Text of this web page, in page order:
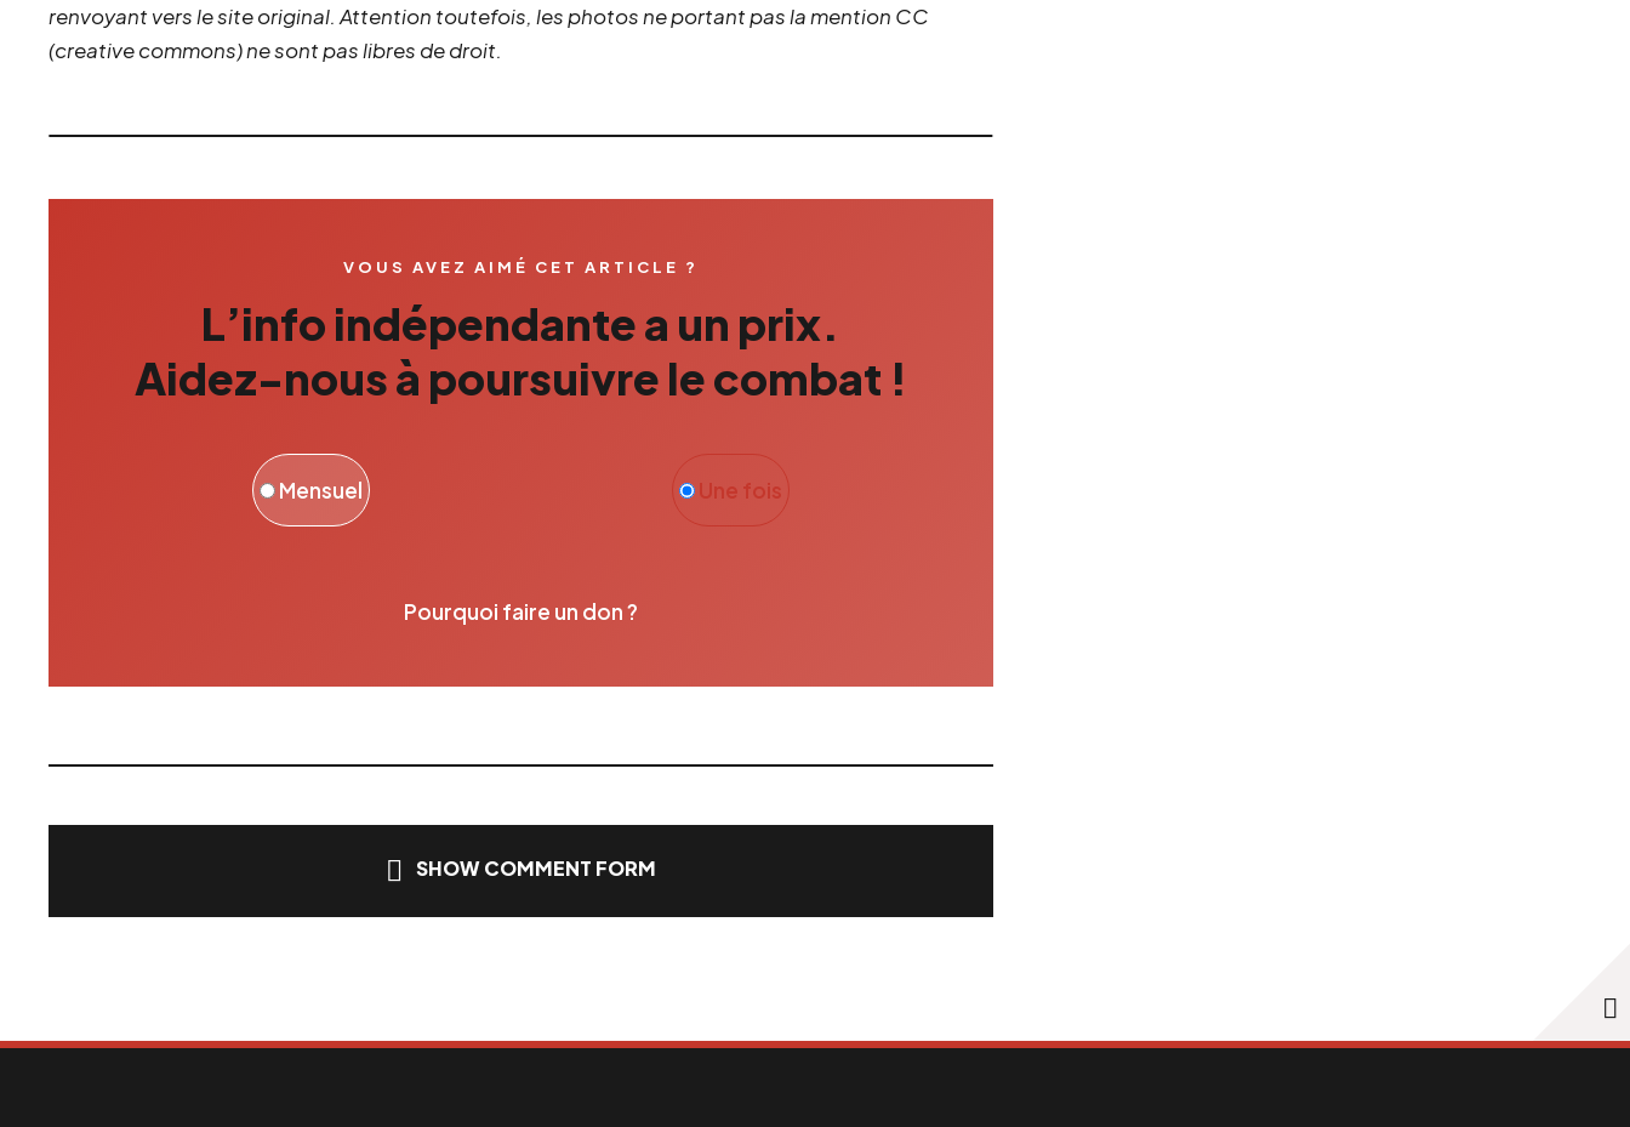
renvoyant vers le site original. Attention toutefois, les photos ne portant pas la mention CC
(creative commons) ne sont pas libres de droit.
VOUS AVEZ AIMÉ CET ARTICLE ?
L’info indépendante a un prix.
Aidez-nous à poursuivre le combat !
Une fois
Mensuel
Pourquoi faire un don ?
SHOW COMMENT FORM